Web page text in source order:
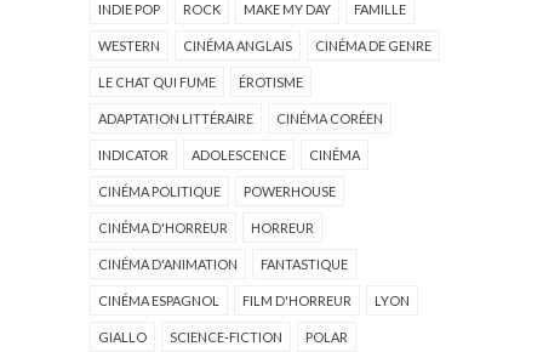
INDIE POP ROCK MAKE MY DAY FAMILLE
WESTERN CINÉMA ANGLAIS CINÉMA DE GENRE
LE CHAT QUI FUME ÉROTISME
ADAPTATION LITTÉRAIRE CINÉMA CORÉEN
INDICATOR ADOLESCENCE CINÉMA
CINÉMA POLITIQUE POWERHOUSE
CINÉMA D'HORREUR HORREUR
CINÉMA D'ANIMATION FANTASTIQUE
CINÉMA ESPAGNOL FILM D'HORREUR LYON
GIALLO SCIENCE-FICTION POLAR